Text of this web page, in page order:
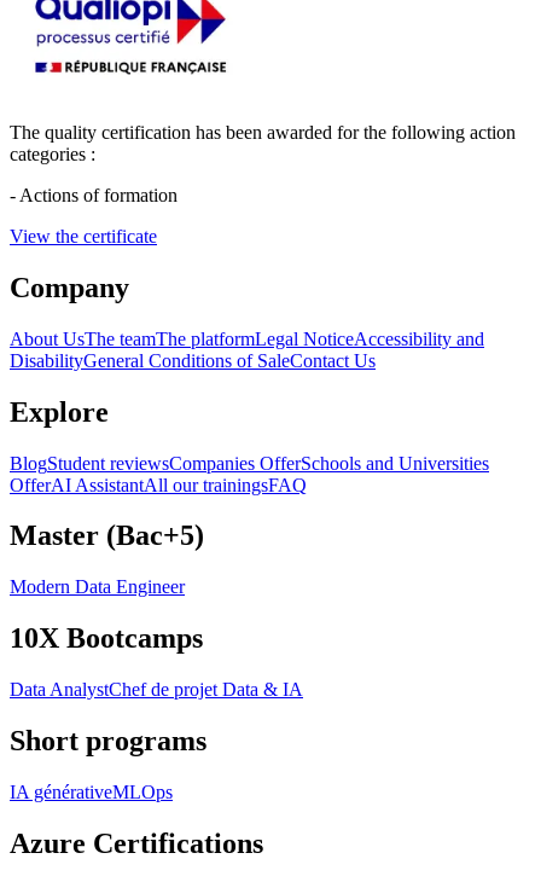
The quality certification has been awarded for the following action
categories :
- Actions of formation
View the certificate
Company
About UsThe teamThe platformLegal NoticeAccessibility and
DisabilityGeneral Conditions of SaleContact Us
Explore
BlogStudent reviewsCompanies OfferSchools and Universities
OfferAI AssistantAll our trainingsFAQ
Master (Bac+5)
Modern Data Engineer
10X Bootcamps
Data AnalystChef de projet Data & IA
Short programs
IA générativeMLOps
Azure Certifications